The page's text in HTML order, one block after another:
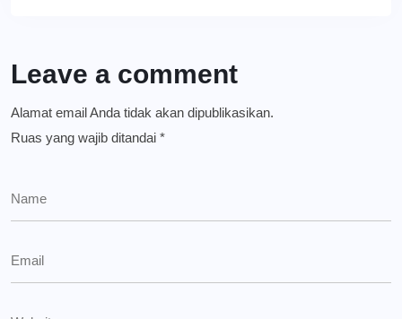
Leave a comment
Alamat email Anda tidak akan dipublikasikan.
Ruas yang wajib ditandai *